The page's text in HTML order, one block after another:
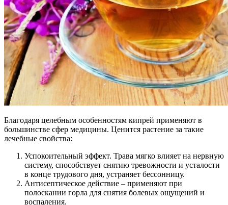
Благодаря целебным особенностям кипрей применяют в
большинстве сфер медицины. Ценится растение за такие
лечебные свойства:
Успокоительный эффект. Трава мягко влияет на нервную
систему, способствует снятию тревожности и усталости
в конце трудового дня, устраняет бессонницу.
Антисептическое действие – применяют при
полоскании горла для снятия болевых ощущений и
воспаления.